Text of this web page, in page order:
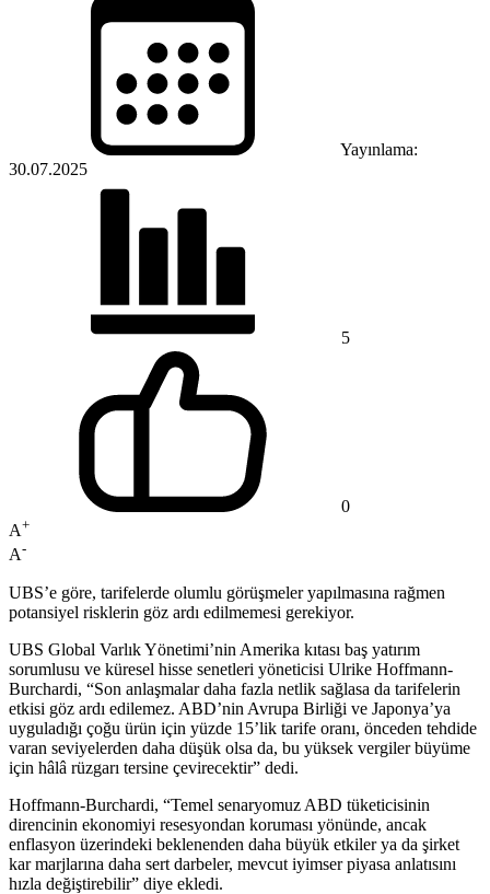
Yayınlama:
30.07.2025
5
0
A+
A-
UBS’e göre, tarifelerde olumlu görüşmeler yapılmasına rağmen
potansiyel risklerin göz ardı edilmemesi gerekiyor.
UBS Global Varlık Yönetimi’nin Amerika kıtası baş yatırım
sorumlusu ve küresel hisse senetleri yöneticisi Ulrike Hoffmann-
Burchardi, “Son anlaşmalar daha fazla netlik sağlasa da tarifelerin
etkisi göz ardı edilemez. ABD’nin Avrupa Birliği ve Japonya’ya
uyguladığı çoğu ürün için yüzde 15’lik tarife oranı, önceden tehdide
varan seviyelerden daha düşük olsa da, bu yüksek vergiler büyüme
için hâlâ rüzgarı tersine çevirecektir” dedi.
Hoffmann-Burchardi, “Temel senaryomuz ABD tüketicisinin
direncinin ekonomiyi resesyondan koruması yönünde, ancak
enflasyon üzerindeki beklenenden daha büyük etkiler ya da şirket
kar marjlarına daha sert darbeler, mevcut iyimser piyasa anlatısını
hızla değiştirebilir” diye ekledi.